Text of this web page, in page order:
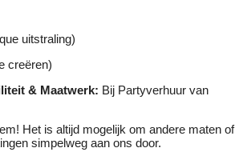
uitstraling)
creëren)
& Maatwerk: Bij Partyverhuur van
Het is altijd mogelijk om andere maten of
simpelweg aan ons door.